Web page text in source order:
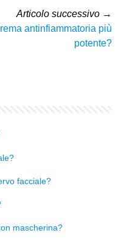
Articolo successivo →
antinfiammatoria più
potente?
facciale?
mascherina?